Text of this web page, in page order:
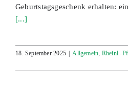
Geburtstagsgeschenk erhalten:
[...]
18. September 2025 Allgemein, Rheinl.-